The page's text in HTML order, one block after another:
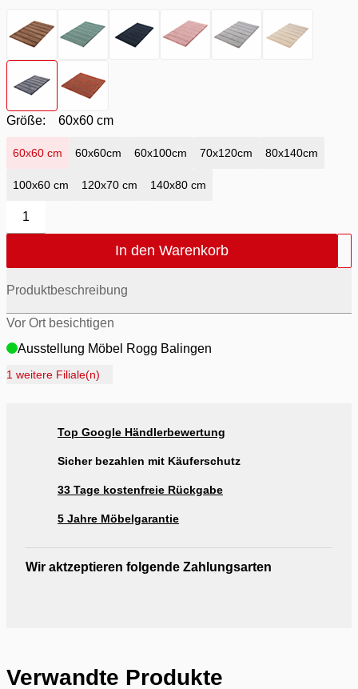
Farbton
- Kaschmir
Farbton - Navy
Farbton - Old Rose
Farbton
- Schiefer
Farbton
Größe: 60x60 cm
60x60 cm 60x60cm 60x100cm 70x120cm 80x140cm
100x60 cm 120x70 cm 140x80 cm
1
In den Warenkorb
Produktbeschreibung
Vor Ort besichtigen
Ausstellung Möbel Rogg Balingen
Ausstellung Rogg Discount Balingen
Ausstellung Möbel Rogg Reutlingen
1 weitere Filiale(n)
Top Google Händlerbewertung
Sicher bezahlen mit Käuferschutz
33 Tage kostenfreie Rückgabe
5 Jahre Möbelgarantie
Wir aktzeptieren folgende Zahlungsarten
Verwandte Produkte